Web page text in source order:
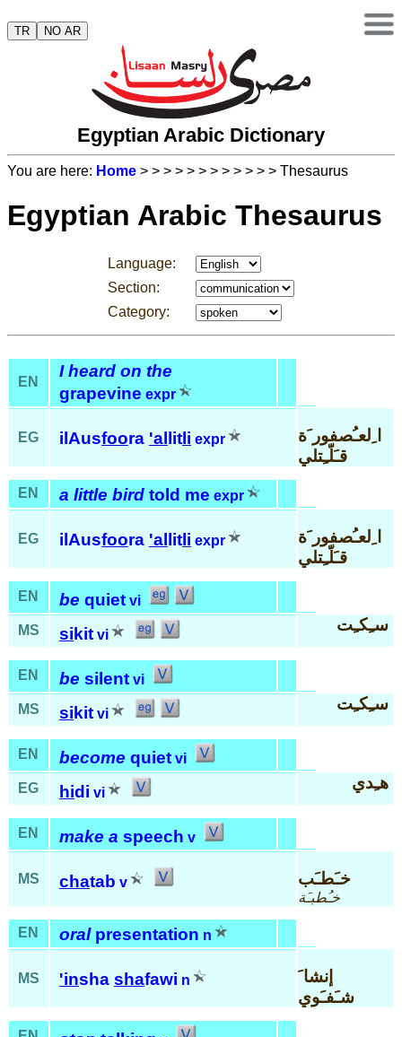
TR NO AR
Egyptian Arabic Dictionary
You are here: Home > > > > > > > > > > > > Thesaurus
Egyptian Arabic Thesaurus
Language:
Section:
Category:
EN
I heard on the
grapevine expr
EG ilAusfoora 'al lit li expr
ا ِلعـُصفور َة
قـَلّـِتلي
EN a little bird told me expr
EG ilAusfoora 'al lit li expr
ا ِلعـُصفور َة
قـَلّـِتلي
EN be quiet vi
MS
si kit vi
سـِكـِت
EN be silent vi
MS
si kit vi
سـِكـِت
EN become quiet vi
EG
hidi vi
هـِدي
EN make a speech v
MS chatab v خـَطـَب
خـُطبـَة
EN oralpresentation n
MS 'insha shafawi n
إنشا َ
شـَفـَوي